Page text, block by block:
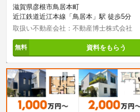
滋賀県彦根市鳥居本町
近江鉄道近江本線「鳥居本」駅 徒歩5分
取扱い不動産会社：不動産博士株式会社
資料をもらう